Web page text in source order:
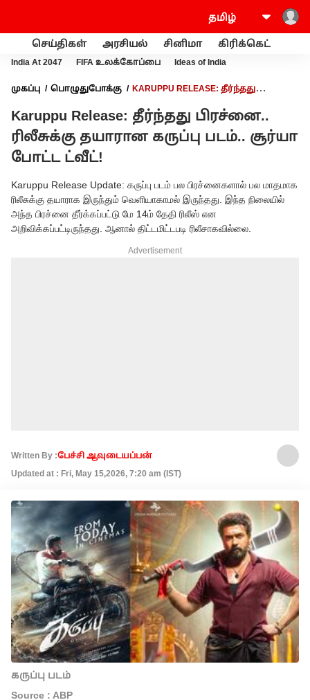
செய்திகள் அரசியல் சினிமா கிரிக்கெட்
India At 2047 FIFA உலக்கோப்பை Ideas of India
முகப்பு பொழுதுபோக்கு
KARUPPU RELEASE: தீர்ந்தது
Karuppu Release: தீர்ந்தது பிரச்னை..
ரிலீசுக்கு தயாரான கருப்பு படம்.. சூர்யா
போட்ட ட்வீட்!
Karuppu Release Update: கருப்பு படம் பல பிரச்னைகளால் பல மாதமாக
ரிலீசுக்கு தயாராக இருந்தும் வெளியாகாமல் இருந்தது. இந்த நிலையில்
அந்த பிரச்னை தீர்க்கப்பட்டு மே 14ம் தேதி ரிலீஸ் என
அறிவிக்கப்பட்டிருந்தது. ஆனால் திட்டமிட்டபடி ரிலீசாகவில்லை.
Advertisement
Written By :பேச்சி ஆவுடையப்பன்
Updated at : Fri, May 15,2026, 7:20 am (IST)
கருப்பு படம்
Source : ABP